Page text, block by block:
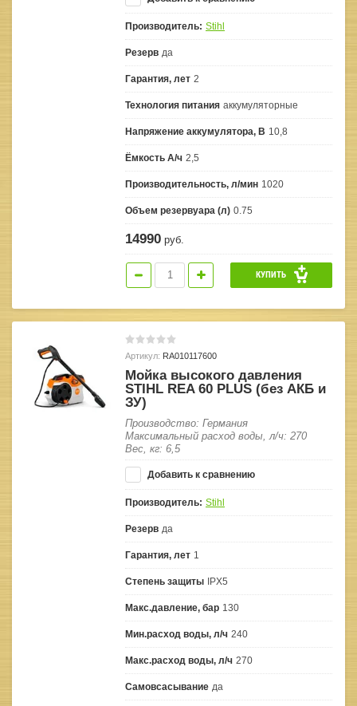
Производитель: Stihl
Резерв да
Гарантия, лет 2
Технология питания аккумуляторные
Напряжение аккумулятора, В 10,8
Ёмкость А/ч 2,5
Производительность, л/мин 1020
Объем резервуара (л) 0.75
14990 руб.
КУПИТЬ
Артикул: RA010117600
Мойка высокого давления
STIHL REA 60 PLUS (без АКБ и
ЗУ)
Производство: Германия
Максимальный расход воды, л/ч: 270
Вес, кг: 6,5
Добавить к сравнению
Производитель: Stihl
Резерв да
Гарантия, лет 1
Степень защиты IPX5
Макс.давление, бар 130
Мин.расход воды, л/ч 240
Макс.расход воды, л/ч 270
Самовсасывание да